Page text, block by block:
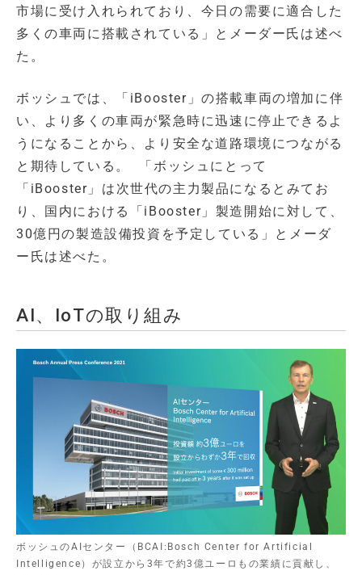
市場に受け入れられており、今日の需要に適合した
多くの車両に搭載されている」とメーダー氏は述べ
た。
ボッシュでは、「iBooster」の搭載車両の増加に伴
い、より多くの車両が緊急時に迅速に停止できるよ
うになることから、より安全な道路環境につながる
と期待している。 「ボッシュにとって
「iBooster」は次世代の主力製品になるとみてお
り、国内における「iBooster」製造開始に対して、
30億円の製造設備投資を予定している」とメーダ
ー氏は述べた。
AI、IoTの取り組み
ボッシュのAIセンター（BCAI:Bosch Center for Artificial
Intelligence）が設立から3年で約3億ユーロもの業績に貢献し、